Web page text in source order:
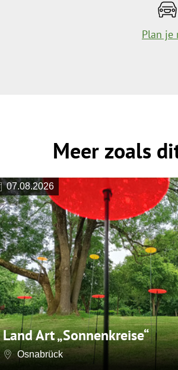
Plan je
Meer zoals
07.08.2026
Land Art „Sonnenkreise“
Osnabrück